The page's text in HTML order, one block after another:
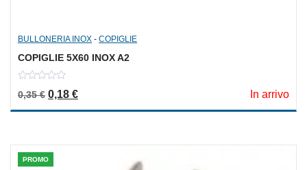
BULLONERIA INOX - COPIGLIE
COPIGLIE 5X60 INOX A2
out
0,35€ Il prezzo originale era: 0,35 €.
0,18 €Il prezzo attuale è: 0,18 €. In arrivo
PROMO